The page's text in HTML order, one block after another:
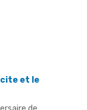
de
le vendredi 7 août